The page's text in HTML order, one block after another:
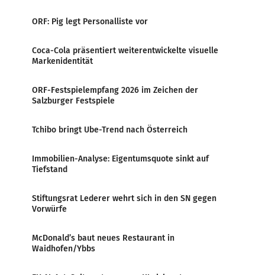
ORF: Pig legt Personalliste vor
Coca-Cola präsentiert weiterentwickelte visuelle
Markenidentität
ORF-Festspielempfang 2026 im Zeichen der
Salzburger Festspiele
Tchibo bringt Ube-Trend nach Österreich
Immobilien-Analyse: Eigentumsquote sinkt auf
Tiefstand
Stiftungsrat Lederer wehrt sich in den SN gegen
Vorwürfe
McDonald’s baut neues Restaurant in
Waidhofen/Ybbs